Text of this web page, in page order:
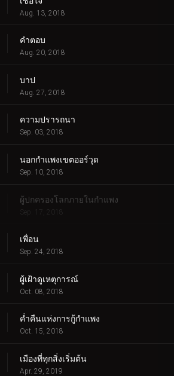
Aug. 13, 2018
คำตอบ
Aug. 20, 2018
บาป
Aug. 27, 2018
ความปรารถนา
Sep. 03, 2018
นอกกำแพงเขตออร์วุด
Sep. 10, 2018
ผู้ปกครองโลกภายในกำแพง
Sep. 17, 2018
เพื่อน
Sep. 24, 2018
ผู้เฝ้าดูเหตุการณ์
Oct. 08, 2018
ค่ำคืนแห่งการกู้กำแพง
Oct. 15, 2018
เมืองที่ทุกสิ่งเริ่มต้น
Apr. 29, 2019